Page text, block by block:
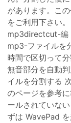
があります。こ
をご利用下さい
mp3directcut-編
mp3-ファイルを
時間で区切って
無音部分を自動
イルを分割する
のページを参考
ールされていな
ずは WavePad